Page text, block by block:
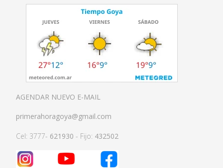
AGENDAR NUEVO E-MAIL
primerahoragoya@gmail.com
Cel: 3777- 621930 - Fijo: 432502